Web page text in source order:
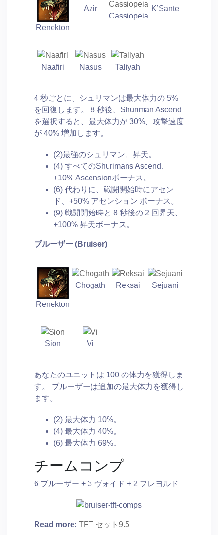
Renekton
Azir
Cassiopeia
K’Sante
Naafiri Nasus Taliyah
4 秒ごとに、シュリマンは最大体力の 5%
を回復します。 8 秒後、Shuriman Ascend
を選択すると、最大体力が 30%、攻撃速度
が 40% 増加します。
(2)最強のシュリマン、昇天。
(4) すべてのShurimans Ascend、
+10% Ascensionボーナス。
(6) 代わりに、戦闘開始時にアセン
ド、+50% アセンション ボーナス。
(9) 戦闘開始時と 8 秒後の 2 回昇天、
+100% 昇天ボーナス。
ブルーザー (Bruiser)
Renekton
Chogath Reksai Sejuani
Sion Vi
あなたのユニットは 100 の体力を獲得しま
す。 ブルーザーは追加の最大体力を獲得し
ます。
(2) 最大体力 10%。
(4) 最大体力 40%。
(6) 最大体力 69%。
チームコンプ
6 ブルーザー + 3 ヴォイド + 2 フレヨルド
Read more: TFT セット9.5